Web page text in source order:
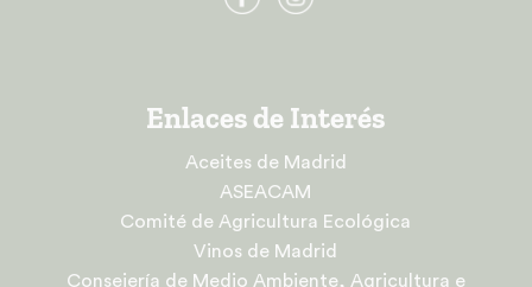
Enlaces de Interés
Aceites de Madrid
ASEACAM
Comité de Agricultura Ecológica
Vinos de Madrid
Consejería de Medio Ambiente, Agricultura e